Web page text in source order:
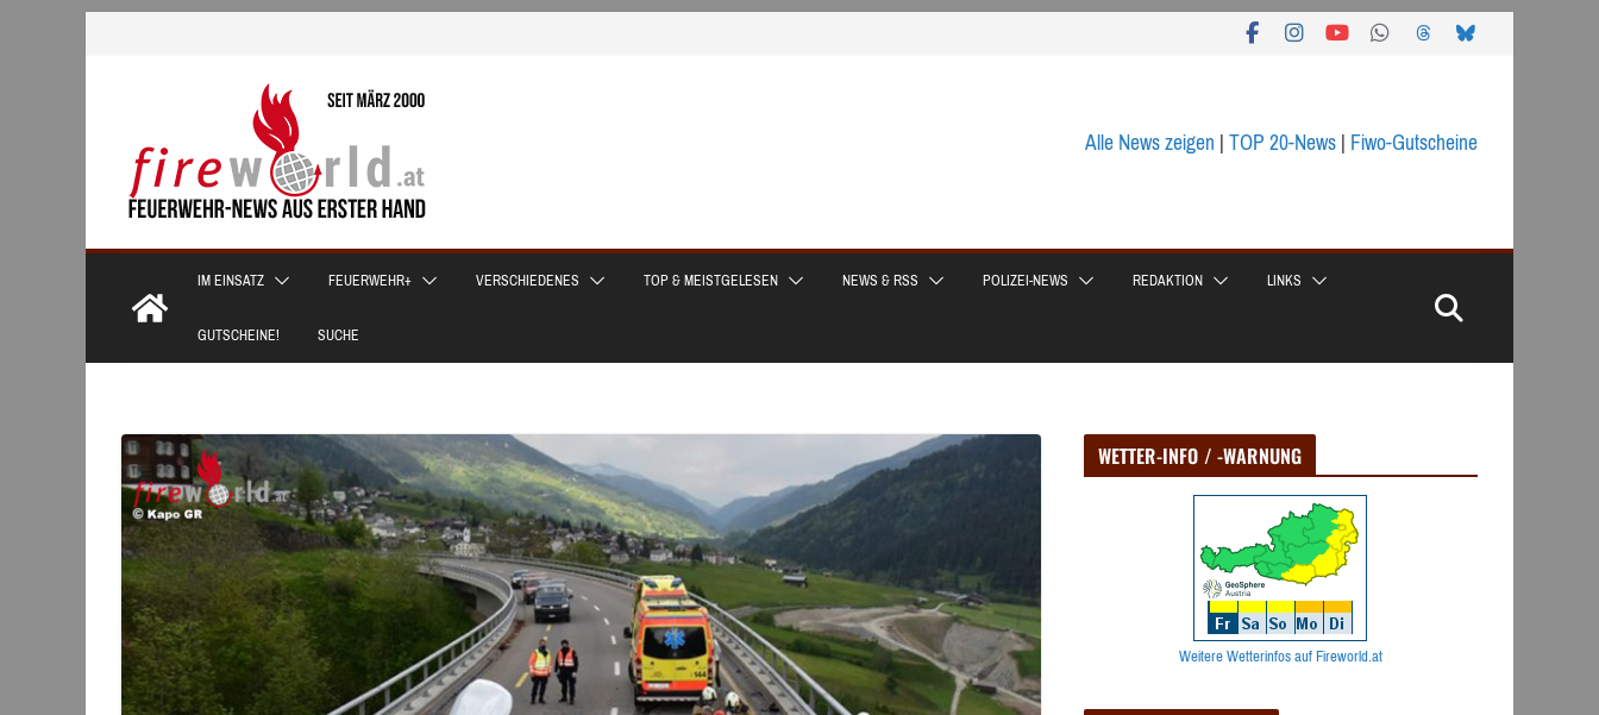
Alle News zeigen|TOP 20-News|Fiwo-Gutscheine
IM EINSATZ FEUERWEHR+ VERSCHIEDENES TOP & MEISTGELESEN NEWS & RSS POLIZEI-NEWS REDAKTION LINKS
GUTSCHEINE! SUCHE
WETTER-INFO / -WARNUNG
Weitere Wetterinfos auf Fireworld.at